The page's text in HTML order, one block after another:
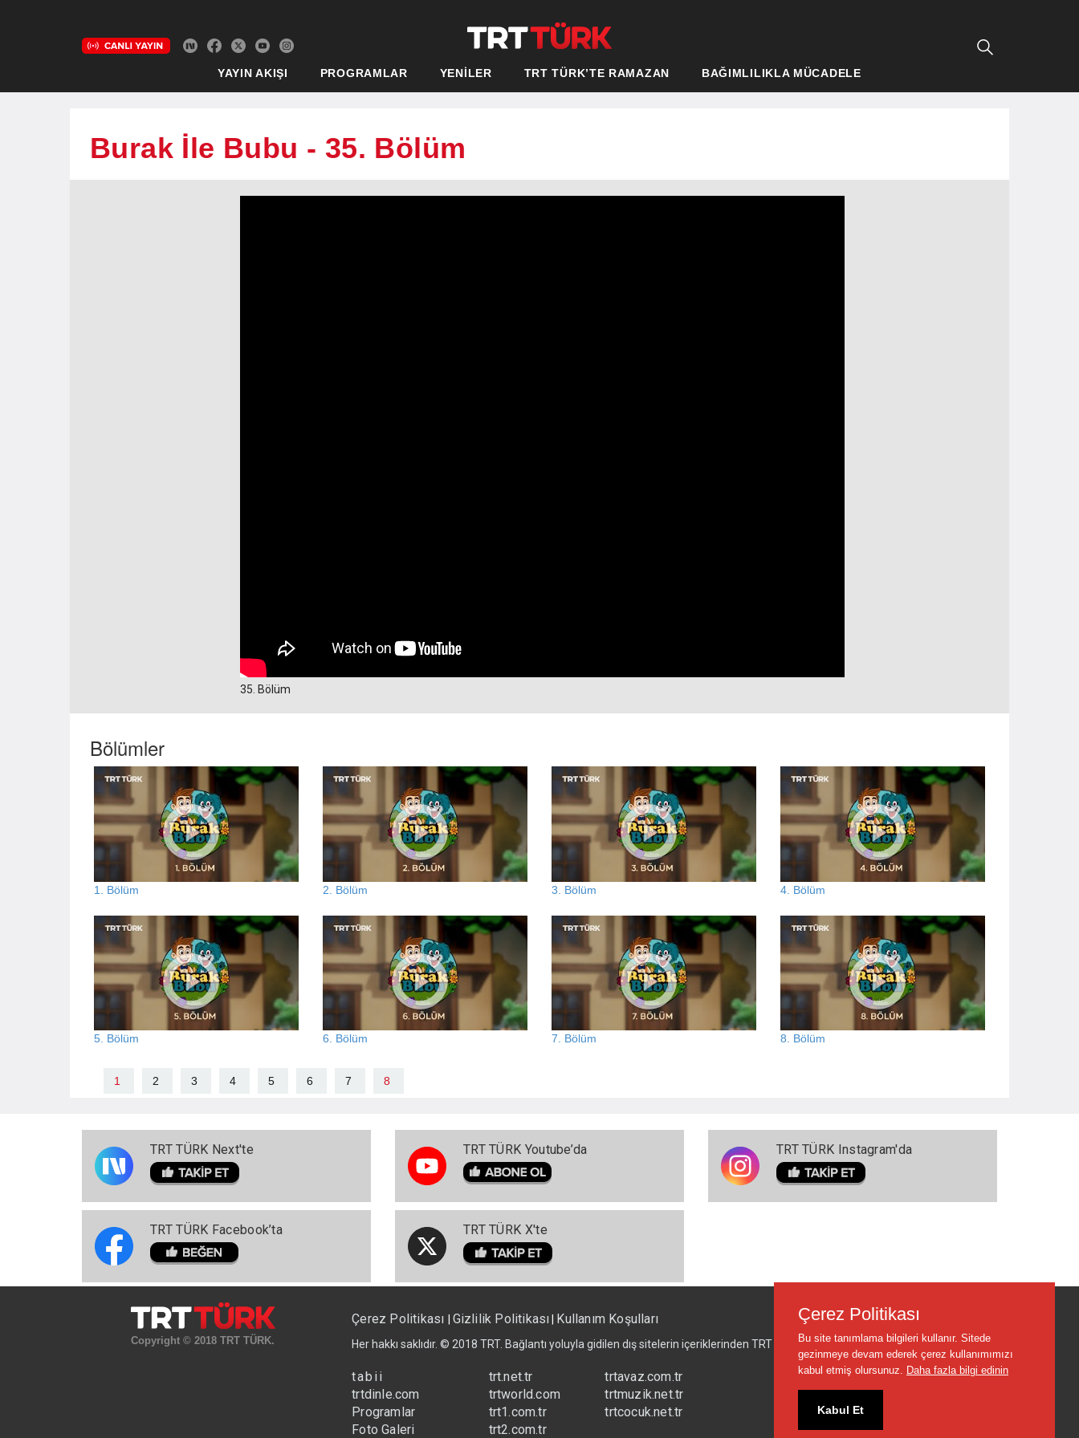
YAYIN AKIŞI PROGRAMLAR YENİLER TRT TÜRK’TE RAMAZAN BAĞIMLILIKLA MÜCADELE
Burak İle Bubu - 35. Bölüm
35. Bölüm
Bölümler
1. Bölüm 2. Bölüm 3. Bölüm 4. Bölüm
5. Bölüm 6. Bölüm 7. Bölüm 8. Bölüm
1 2 3 4 5 6 7 8
TRT TÜRK Next'te
TRT TÜRK Facebook’ta
TRT TÜRK Youtube’da
TRT TÜRK X'te
TRT TÜRK Instagram'da
Copyright © 2018 TRT TÜRK.
Çerez Politikası Gizlilik Politikası Kullanım Koşulları
Her hakkı saklıdır. © 2018 TRT. Bağlantı yoluyla gidilen dış sitelerin içeriklerinden TRT sorumlu değildir.
tabii
trtdinle.com
Programlar
Foto Galeri
trt.net.tr
trtworld.com
trt1.com.tr
trt2.com.tr
trtavaz.com.tr
trtmuzik.net.tr
trtcocuk.net.tr
Çerez Politikası
Bu site tanımlama bilgileri kullanır. Sitede
gezinmeye devam ederek çerez kullanımımızı
kabul etmiş olursunuz. Daha fazla bilgi edinin
Kabul Et